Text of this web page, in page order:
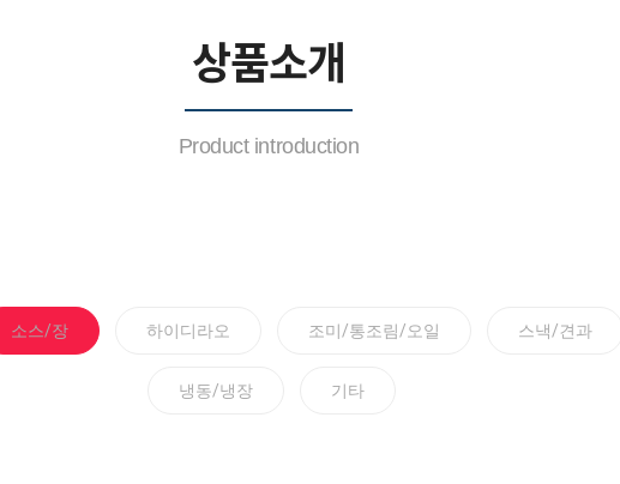
상품소개
Product introduction
소스/장 하이디라오 조미/통조림/오일 스낵/견과
냉동/냉장 기타